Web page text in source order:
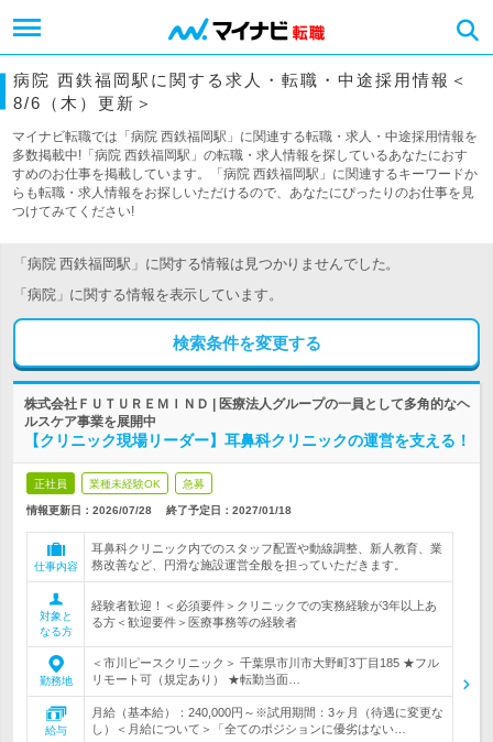
病院 西鉄福岡駅に関する求人・転職・中途採用情報＜
8/6（木）更新＞
マイナビ転職では「病院 西鉄福岡駅」に関連する転職・求人・中途採用情報を
多数掲載中!「病院 西鉄福岡駅」の転職・求人情報を探しているあなたにおす
すめのお仕事を掲載しています。「病院 西鉄福岡駅」に関連するキーワードか
らも転職・求人情報をお探しいただけるので、あなたにぴったりのお仕事を見
つけてみてください!
「病院 西鉄福岡駅」に関する情報は見つかりませんでした。
「病院」に関する情報を表示しています。
検索条件を変更する
株式会社ＦＵＴＵＲＥＭＩＮＤ | 医療法人グループの一員として多角的なヘ
ルスケア事業を展開中
【クリニック現場リーダー】耳鼻科クリニックの運営を支える！
正社員 業種未経験OK 急募
情報更新日：2026/07/28 終了予定日： 2027/01/18
仕事内容
耳鼻科クリニック内でのスタッフ配置や動線調整、新人教育、業
務改善など、円滑な施設運営全般を担っていただきます。
対象と
なる方
経験者歓迎！＜必須要件＞クリニックでの実務経験が3年以上あ
る方＜歓迎要件＞医療事務等の経験者
勤務地
＜市川ピースクリニック＞ 千葉県市川市大野町3丁目185 ★フル
リモート可（規定あり） ★転勤当面…
給与
月給（基本給）：240,000円～※試用期間：3ヶ月（待遇に変更な
し）＜月給について＞「全てのポジションに優劣はない…